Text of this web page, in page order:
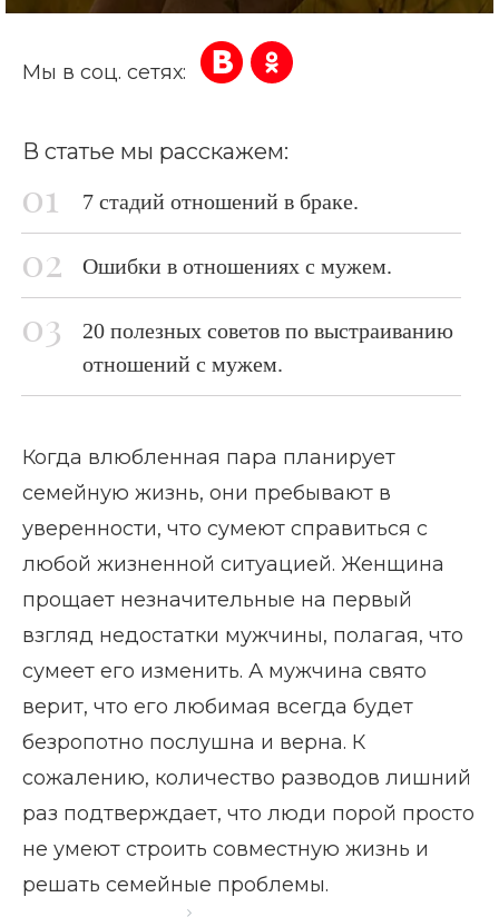
Мы в соц. сетях:
В статье мы расскажем:
7 стадий отношений в браке.
Ошибки в отношениях с мужем.
20 полезных советов по выстраиванию
отношений с мужем.
Когда влюбленная пара планирует
семейную жизнь, они пребывают в
уверенности, что сумеют справиться с
любой жизненной ситуацией. Женщина
прощает незначительные на первый
взгляд недостатки мужчины, полагая, что
сумеет его изменить. А мужчина свято
верит, что его любимая всегда будет
безропотно послушна и верна. К
сожалению, количество разводов лишний
раз подтверждает, что люди порой просто
не умеют строить совместную жизнь и
решать семейные проблемы.